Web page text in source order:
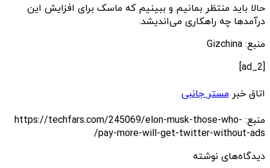
حالا باید منتظر بمانیم و ببینیم‌ که ماسک برای افزایش این
درآمدها چه راهکاری می‌اندیشد.
منبع: Gizchina
[ad_2]
اتاق خبر مستر جانبی
منبع: https://techfars.com/245069/elon-musk-those-who-
pay-more-will-get-twitter-without-ads/
دیدگاه‌های نوشته